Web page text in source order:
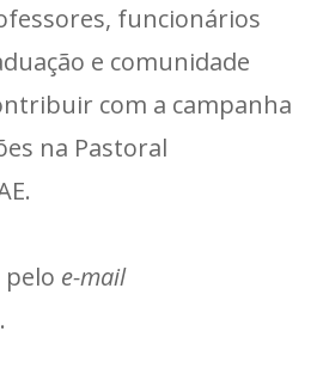
funcionários
e comunidade
com a campanha
na Pastoral
e-mail